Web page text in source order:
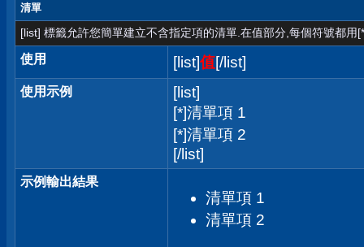
清單
[list] 標籤允許您簡單建立不含指定項的清單.在值部分,每個符號都用
使用 [list]值[/list]
使用示例
[list]
[*]清單項 1
[*]清單項 2
[/list]
示例輸出結果
清單項 1
清單項 2